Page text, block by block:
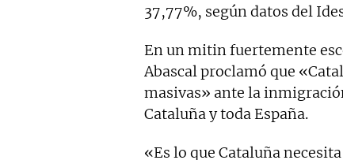
37,77%, según datos del
En un mitin fuertemente
Abascal proclamó que
masivas» ante la
Cataluña y toda España.
«Es lo que Cataluña